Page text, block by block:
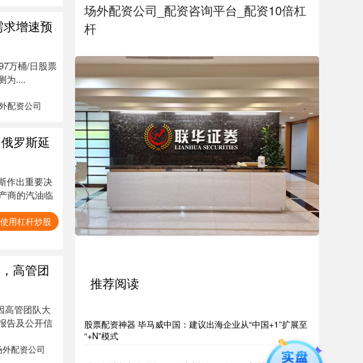
增速预
万桶/日股票
为....
配资公司
罗斯延
作出重要决
商的汽油临
用杠杆炒股
高管团
高管团队大
告及公开信
外配资公司
场外配资公司_配资咨询平台_配资10倍杠
杆
推荐阅读
股票配资神器 毕马威中国：建议出海企业从“中国+1”扩展至
“+N”模式